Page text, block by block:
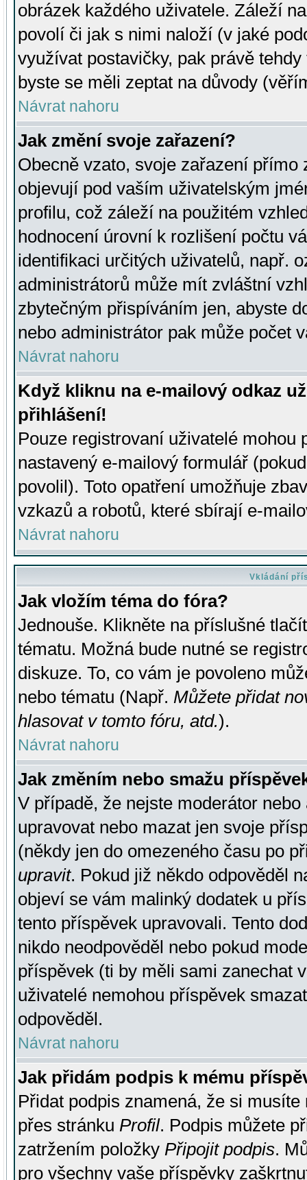
obrázek každého uživatele. Záleží
povolí či jak s nimi naloží (v jaké
využívat postavičky, pak právě
byste se měli zeptat na důvody
Návrat nahoru
Jak změní svoje zařazení?
Obecně vzato, svoje zařazení přímo
objevují pod vaším uživatelským
profilu, což záleží na použitém
hodnocení úrovní k rozlišení počtu
identifikaci určitých uživatelů, např.
administrátorů může mít zvláštní
zbytečným přispíváním jen, abyste
nebo administrátor pak může počet
Návrat nahoru
Když kliknu na e-mailový odkaz
přihlášení!
Pouze registrovaní uživatelé mohou
nastavený e-mailový formulář
povolil). Toto opatření umožňuje
vzkazů a robotů, které sbírají e-
Návrat nahoru
Vkládání
Jak vložím téma do fóra?
Jednouše. Klikněte na příslušné
tématu. Možná bude nutné se
diskuze. To, co vám je povoleno
nebo tématu (Např. Můžete přidat
hlasovat v tomto fóru, atd.).
Návrat nahoru
Jak změním nebo smažu
V případě, že nejste moderátor
upravovat nebo mazat jen svoje
(někdy jen do omezeného času po
upravit. Pokud již někdo odpověděl
objeví se vám malinký dodatek u
tento příspěvek upravovali. Tento
nikdo neodpověděl nebo pokud
příspěvek (ti by měli sami zanechat
uživatelé nemohou příspěvek
odpověděl.
Návrat nahoru
Jak přidám podpis k mému
Přidat podpis znamená, že si
přes stránku Profil. Podpis můžete
zatržením položky Připojit podpis.
pro všechny vaše příspěvky